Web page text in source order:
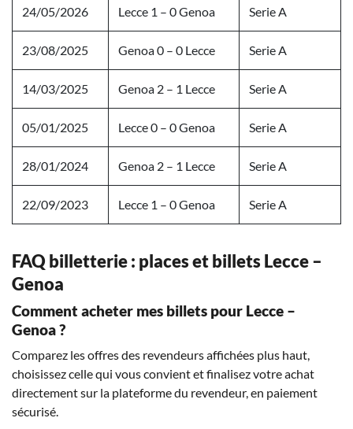
24/05/2026 Lecce 1 – 0 Genoa Serie A
23/08/2025 Genoa 0 – 0 Lecce Serie A
14/03/2025 Genoa 2 – 1 Lecce Serie A
05/01/2025 Lecce 0 – 0 Genoa Serie A
28/01/2024 Genoa 2 – 1 Lecce Serie A
22/09/2023 Lecce 1 – 0 Genoa Serie A
FAQ billetterie : places et billets Lecce –
Genoa
Comment acheter mes billets pour Lecce –
Genoa ?
Comparez les offres des revendeurs affichées plus haut,
choisissez celle qui vous convient et finalisez votre achat
directement sur la plateforme du revendeur, en paiement
sécurisé.